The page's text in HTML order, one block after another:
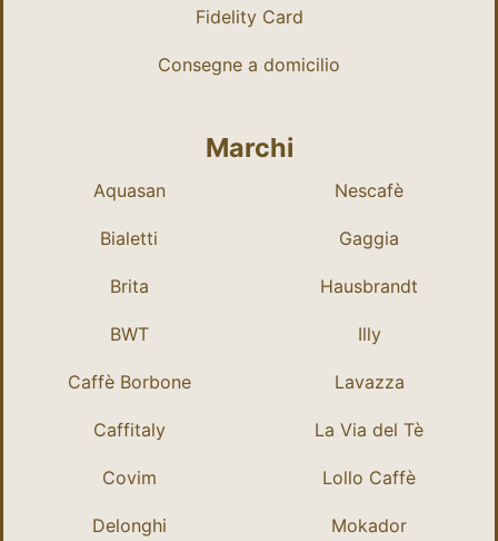
Fidelity Card
Consegne a domicilio
Marchi
Aquasan
Bialetti
Brita
BWT
Caffè Borbone
Caffitaly
Covim
Delonghi
Nescafè
Gaggia
Hausbrandt
Illy
Lavazza
La Via del Tè
Lollo Caffè
Mokador